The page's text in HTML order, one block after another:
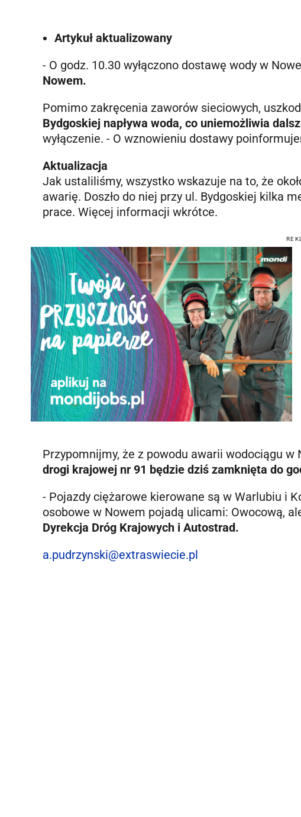
Artykuł aktualizowany
- O godz. 10.30 wyłączono dostawę wody w
Nowem.
Pomimo zakręcenia zaworów sieciowych,
Bydgoskiej napływa woda, co uniemożliwia
wyłączenie. - O wznowieniu dostawy
Aktualizacja
Jak ustaliliśmy, wszystko wskazuje na to, że
awarię. Doszło do niej przy ul. Bydgoskiej kilka
prace. Więcej informacji wkrótce.
Przypomnijmy, że z powodu awarii wodociągu
drogi krajowej nr 91 będzie dziś zamknięta do
- Pojazdy ciężarowe kierowane są w Warlubiu i
osobowe w Nowem pojadą ulicami: Owocową,
Dyrekcja Dróg Krajowych i Autostrad.
a.pudrzynski@extraswiecie.pl